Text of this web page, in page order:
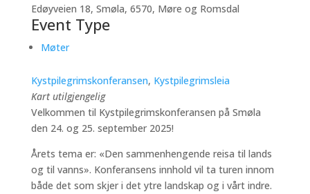
Edøyveien 18, Smøla, 6570, Møre og Romsdal
Event Type
Møter
Kystpilegrimskonferansen, Kystpilegrimsleia
Kart utilgjengelig
Velkommen til Kystpilegrimskonferansen på Smøla
den 24. og 25. september 2025!
Årets tema er: «Den sammenhengende reisa til lands
og til vanns». Konferansens innhold vil ta turen innom
både det som skjer i det ytre landskap og i vårt indre.